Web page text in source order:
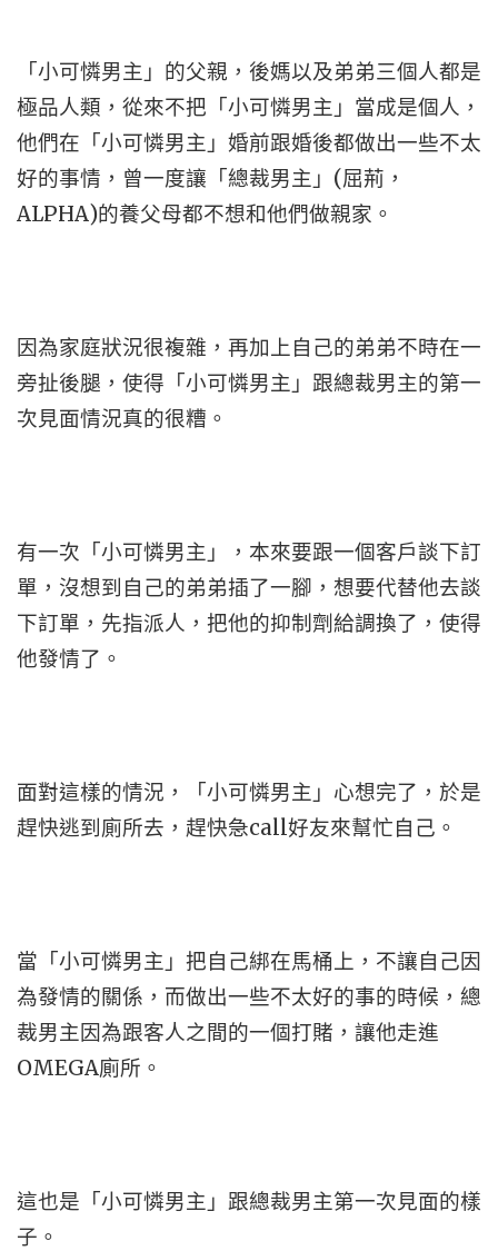
「小可憐男主」的父親，後媽以及弟弟三個人都是
極品人類，從來不把「小可憐男主」當成是個人，
他們在「小可憐男主」婚前跟婚後都做出一些不太
好的事情，曾一度讓「總裁男主」(屈荊，
ALPHA)的養父母都不想和他們做親家。
因為家庭狀況很複雜，再加上自己的弟弟不時在一
旁扯後腿，使得「小可憐男主」跟總裁男主的第一
次見面情況真的很糟。
有一次「小可憐男主」，本來要跟一個客戶談下訂
單，沒想到自己的弟弟插了一腳，想要代替他去談
下訂單，先指派人，把他的抑制劑給調換了，使得
他發情了。
面對這樣的情況，「小可憐男主」心想完了，於是
趕快逃到廁所去，趕快急call好友來幫忙自己。
當「小可憐男主」把自己綁在馬桶上，不讓自己因
為發情的關係，而做出一些不太好的事的時候，總
裁男主因為跟客人之間的一個打賭，讓他走進
OMEGA廁所。
這也是「小可憐男主」跟總裁男主第一次見面的樣
子。